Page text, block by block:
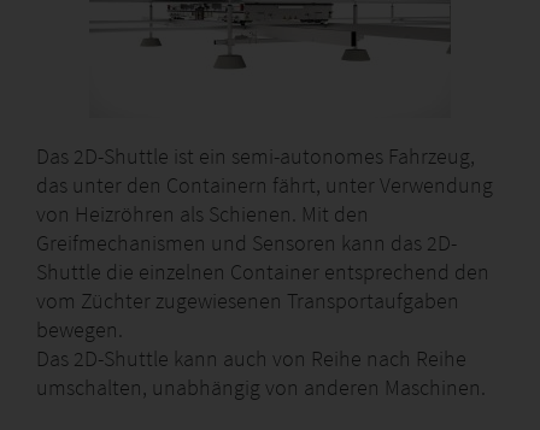
Das 2D-Shuttle ist ein semi-autonomes Fahrzeug,
das unter den Containern fährt, unter Verwendung
von Heizröhren als Schienen. Mit den
Greifmechanismen und Sensoren kann das 2D-
Shuttle die einzelnen Container entsprechend den
vom Züchter zugewiesenen Transportaufgaben
bewegen.
Das 2D-Shuttle kann auch von Reihe nach Reihe
umschalten, unabhängig von anderen Maschinen.